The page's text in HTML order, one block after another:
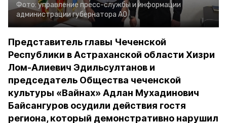
Фото: управление пресс-службы и информации
администрации губернатора АО
Представитель главы Чеченской
Республики в Астраханской области Хизри
Лом-Алиевич Эдильсултанов и
председатель Общества чеченской
культуры «Вайнах» Адлан Мухадинович
Байсангуров осудили действия гостя
региона, который демонстративно нарушил